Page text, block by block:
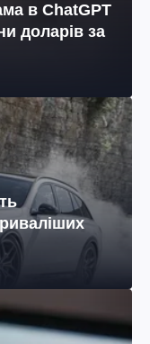
в ChatGPT
доларів за